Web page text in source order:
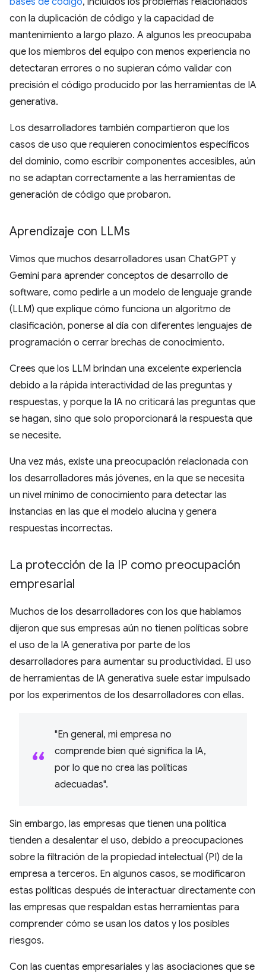
con la duplicación de código y la capacidad de
mantenimiento a largo plazo. A algunos les preocupaba
que los miembros del equipo con menos experiencia no
detectaran errores o no supieran cómo validar con
precisión el código producido por las herramientas de IA
generativa.
Los desarrolladores también compartieron que los
casos de uso que requieren conocimientos específicos
del dominio, como escribir componentes accesibles, aún
no se adaptan correctamente a las herramientas de
generación de código que probaron.
Aprendizaje con LLMs
Vimos que muchos desarrolladores usan ChatGPT y
Gemini para aprender conceptos de desarrollo de
software, como pedirle a un modelo de lenguaje grande
(LLM) que explique cómo funciona un algoritmo de
clasificación, ponerse al día con diferentes lenguajes de
programación o cerrar brechas de conocimiento.
Crees que los LLM brindan una excelente experiencia
debido a la rápida interactividad de las preguntas y
respuestas, y porque la IA no criticará las preguntas que
se hagan, sino que solo proporcionará la respuesta que
se necesite.
Una vez más, existe una preocupación relacionada con
los desarrolladores más jóvenes, en la que se necesita
un nivel mínimo de conocimiento para detectar las
instancias en las que el modelo alucina y genera
respuestas incorrectas.
La protección de la IP como preocupación
empresarial
Muchos de los desarrolladores con los que hablamos
dijeron que sus empresas aún no tienen políticas sobre
el uso de la IA generativa por parte de los
desarrolladores para aumentar su productividad. El uso
de herramientas de IA generativa suele estar impulsado
por los experimentos de los desarrolladores con ellas.
"En general, mi empresa no
comprende bien qué significa la IA,
por lo que no crea las políticas
adecuadas".
Sin embargo, las empresas que tienen una política
tienden a desalentar el uso, debido a preocupaciones
sobre la filtración de la propiedad intelectual (PI) de la
empresa a terceros. En algunos casos, se modificaron
estas políticas después de interactuar directamente con
las empresas que respaldan estas herramientas para
comprender cómo se usan los datos y los posibles
riesgos.
Con las cuentas empresariales y las asociaciones que se